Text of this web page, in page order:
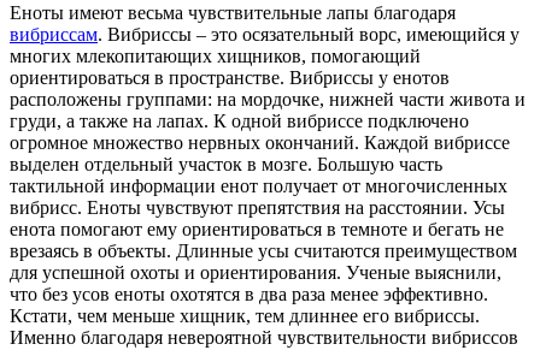
Еноты имеют весьма чувствительные лапы благодаря
вибриссам. Вибриссы – это осязательный ворс, имеющийся у
многих млекопитающих хищников, помогающий
ориентироваться в пространстве. Вибриссы у енотов
расположены группами: на мордочке, нижней части живота и
груди, а также на лапах. К одной вибриссе подключено
огромное множество нервных окончаний. Каждой вибриссе
выделен отдельный участок в мозге. Большую часть
тактильной информации енот получает от многочисленных
вибрисс. Еноты чувствуют препятствия на расстоянии. Усы
енота помогают ему ориентироваться в темноте и бегать не
врезаясь в объекты. Длинные усы считаются преимуществом
для успешной охоты и ориентирования. Ученые выяснили,
что без усов еноты охотятся в два раза менее эффективно.
Кстати, чем меньше хищник, тем длиннее его вибриссы.
Именно благодаря невероятной чувствительности вибриссов